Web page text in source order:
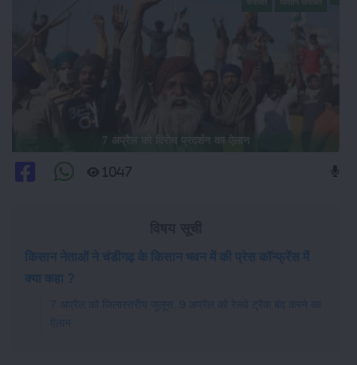
7 अप्रैल को विरोध प्रदर्शन का ऐलान
1047
किसान नेताओं ने चंडीगढ़ के किसान भवन में की प्रेस कॉन्फ्रेंस में
क्या कहा ?
7 अप्रैल को जिलास्तरीय जुलूस, 9 अप्रैल को रेलवे ट्रैक बंद करने का
ऐलान